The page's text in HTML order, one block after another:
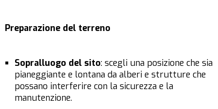
Preparazione del terreno
Sopralluogo del sito: scegli una posizione che sia
pianeggiante e lontana da alberi e strutture che
possano interferire con la sicurezza e la
manutenzione.